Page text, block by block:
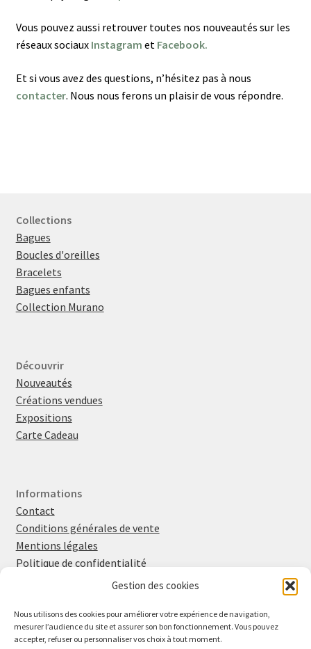
Gestion des cookies
Nous utilisons des cookies pour améliorer votre expérience de navigation,
mesurer l’audience du site et assurer son bon fonctionnement. Vous pouvez
accepter, refuser ou personnaliser vos choix à tout moment.
Vous pouvez aussi retrouver toutes nos nouveautés sur les
réseaux sociaux Instagram et Facebook.
Et si vous avez des questions, n’hésitez pas à nous
contacter. Nous nous ferons un plaisir de vous répondre.
Collections
Bagues
Boucles d'oreilles
Bracelets
Bagues enfants
Collection Murano
Découvrir
Nouveautés
Créations vendues
Expositions
Carte Cadeau
Informations
Contact
Conditions générales de vente
Mentions légales
Politique de confidentialité
Politique en matière de cookies
Retrouvez-moi surInstagrametFacebook